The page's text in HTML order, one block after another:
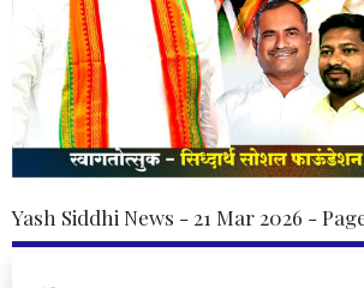
Yash Siddhi News - 21 Mar 2026 -